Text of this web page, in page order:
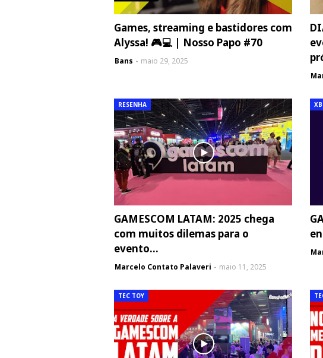
Games, streaming e bastidores com
Alyssa! 🎮💻 | Nosso Papo #70
Bans maio 29, 2025
RESENHA
GAMESCOM LATAM: 2025 chega
com muitos dilemas para o
evento...
Marcelo Contato Palaveri maio 11, 2025
TEC TOY